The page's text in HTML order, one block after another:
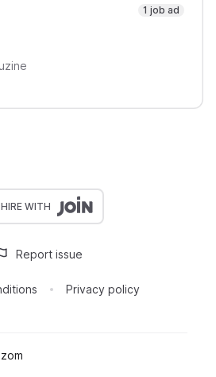
1 job ad
WITH
Privacy policy
Report issue